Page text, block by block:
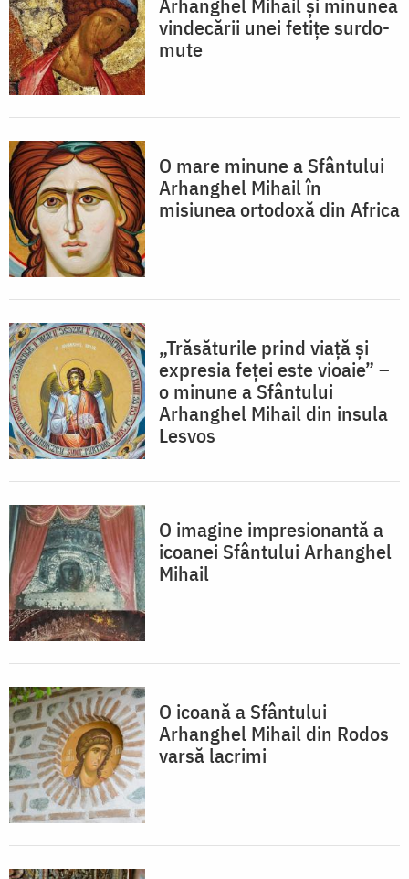
Arhanghel Mihail și minunea
vindecării unei fetițe surdo-
mute
O mare minune a Sfântului
Arhanghel Mihail în
misiunea ortodoxă din Africa
„Trăsăturile prind viață și
expresia feței este vioaie” –
o minune a Sfântului
Arhanghel Mihail din insula
Lesvos
O imagine impresionantă a
icoanei Sfântului Arhanghel
Mihail
O icoană a Sfântului
Arhanghel Mihail din Rodos
varsă lacrimi